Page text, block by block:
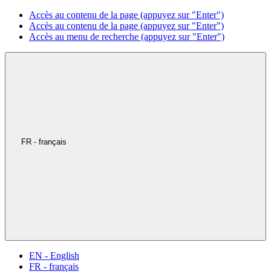
Accès au contenu de la page (appuyez sur "Enter")
Accès au contenu de la page (appuyez sur "Enter")
Accès au menu de recherche (appuyez sur "Enter")
FR - français
EN - English
FR - français